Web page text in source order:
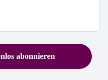
abonnieren